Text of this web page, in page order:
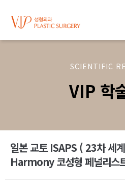
SCIENTIFIC
VIP 학
일본 교토 ISAPS ( 23차 세
Harmony 코성형 페널리스